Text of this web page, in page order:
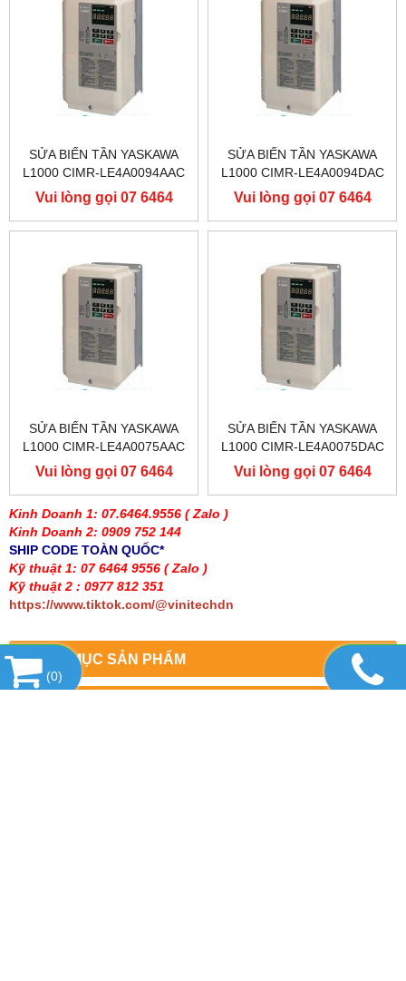
Kinh Doanh 1: 07.6464.9556 ( Zalo )
Kinh Doanh 2: 0909 752 144
SHIP CODE TOÀN QUỐC*
Kỹ thuật 1: 07 6464 9556 ( Zalo )
Kỹ thuật 2 : 0977 812 351
https://www.tiktok.com/@vinitechdn
DANH MỤC SẢN PHẨM
SỬA BIẾN TẦN YASKAWA
L1000 CIMR-LE4A0094AAC
400V 45KW, BIẾN TẦN
YASKAWA L1000
Vui lòng gọi 07 6464
SỬA BIẾN TẦN YASKAWA
L1000 CIMR-LE4A0094DAC
400V 45KW, BIẾN TẦN
YASKAWA L1000
Vui lòng gọi 07 6464
SỬA BIẾN TẦN YASKAWA
L1000 CIMR-LE4A0075AAC
400V 37KW, BIẾN TẦN
YASKAWA L1000
Vui lòng gọi 07 6464
SỬA BIẾN TẦN YASKAWA
L1000 CIMR-LE4A0075DAC
400V 37KW, BIẾN TẦN
YASKAWA L1000
Vui lòng gọi 07 6464
(0)